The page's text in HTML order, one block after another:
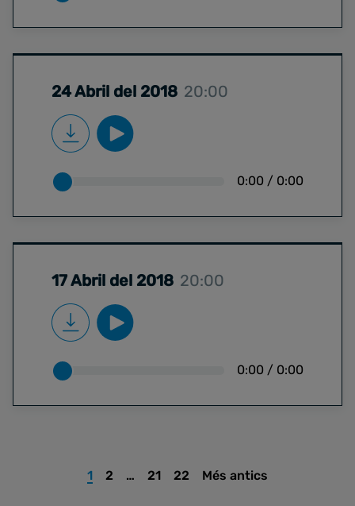
24 Abril del 2018 20:00
0:00 / 0:00
17 Abril del 2018 20:00
0:00 / 0:00
1 2 … 21 22 Més antics